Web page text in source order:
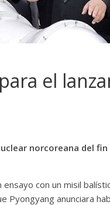
el
norcoreana del
con un misil
Pyongyang anunciara